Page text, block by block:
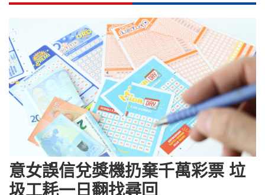
意女誤信兌獎機扔棄千萬彩票 垃
圾工耗一日翻找尋回